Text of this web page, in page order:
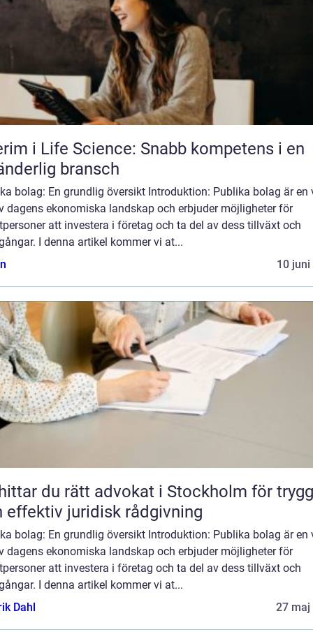
i Life Science: Snabb kompetens i en
bransch
bolag: En grundlig översikt Introduktion: Publika bolag är en
dagens ekonomiska landskap och erbjuder möjligheter för
att investera i företag och ta del av dess tillväxt och
I denna artikel kommer vi at...
10 juni
du rätt advokat i Stockholm för trygg
effektiv juridisk rådgivning
bolag: En grundlig översikt Introduktion: Publika bolag är en
dagens ekonomiska landskap och erbjuder möjligheter för
att investera i företag och ta del av dess tillväxt och
I denna artikel kommer vi at...
Dahl
27 maj